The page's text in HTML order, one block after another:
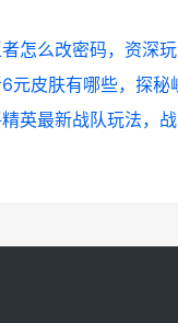
元皮肤有哪些，探秘